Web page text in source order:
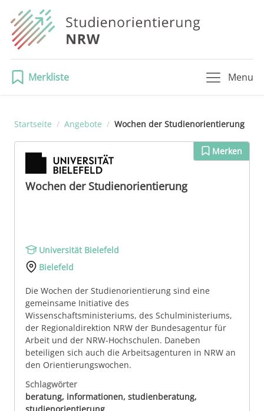
Merkliste Menu
Startseite / Angebote / Wochen der Studienorientierung
Merken
Wochen der Studienorientierung
Universität Bielefeld
Bielefeld
Die Wochen der Studienorientierung sind eine
gemeinsame Initiative des
Wissenschaftsministeriums, des Schulministeriums,
der Regionaldirektion NRW der Bundesagentur für
Arbeit und der NRW-Hochschulen. Daneben
beteiligen sich auch die Arbeitsagenturen in NRW an
den Orientierungswochen.
Schlagwörter
beratung, informationen, studienberatung,
studienorientierung